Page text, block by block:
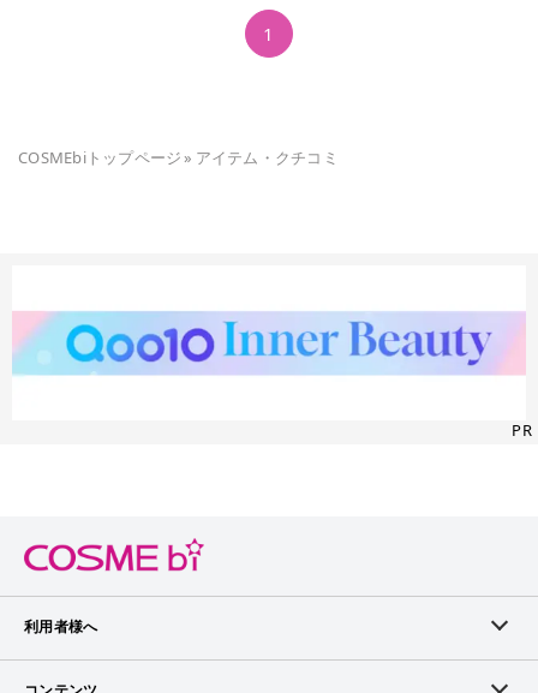
1
COSMEbiトップページ» アイテム・クチコミ
PR
利用者様へ
メンバーログイン